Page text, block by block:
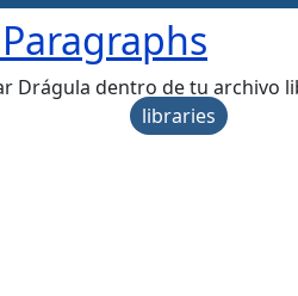
Drágula dentro de tu archivo
libraries